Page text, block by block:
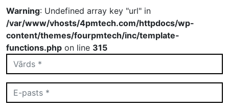
Warning: Undefined array key "url" in
/var/www/vhosts/4pmtech.com/httpdocs/wp-
content/themes/fourpmtech/inc/template-
functions.php on line 315